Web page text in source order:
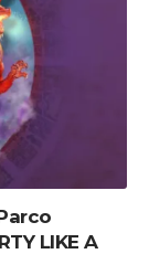
LIKE A